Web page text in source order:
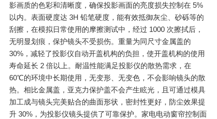
影画质的色彩和清晰度，确保投影画面的亮度损失控制在 5%
以内。表面硬度达 3H 铅笔硬度，能有效抵御灰尘、砂砾等的
刮擦，在模拟日常使用的摩擦测试中，经过 1000 次擦拭后，
无明显划痕，保护镜头不受损伤。重量为同尺寸金属盖的
30%，减轻了投影仪自动开盖机构的负担，使开盖机构的使用
寿命延长 2 倍以上。耐温性能满足投影仪的散热需求，在
60℃的环境中长期使用，无变形、无变色，不会影响镜头的散
热。相比金属盖，亚克力保护盖不会产生眩光，且可通过模具
加工成与镜头完美贴合的曲面形状，密封性更好，防尘效果提
升 30%，为投影仪镜头提供了可靠保护。家电电动窗帘控制面